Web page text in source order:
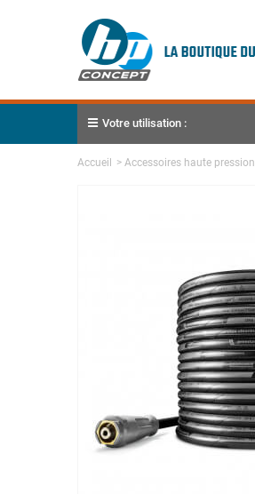
Votre utilisation :
Accueil > Accessoires haute pression